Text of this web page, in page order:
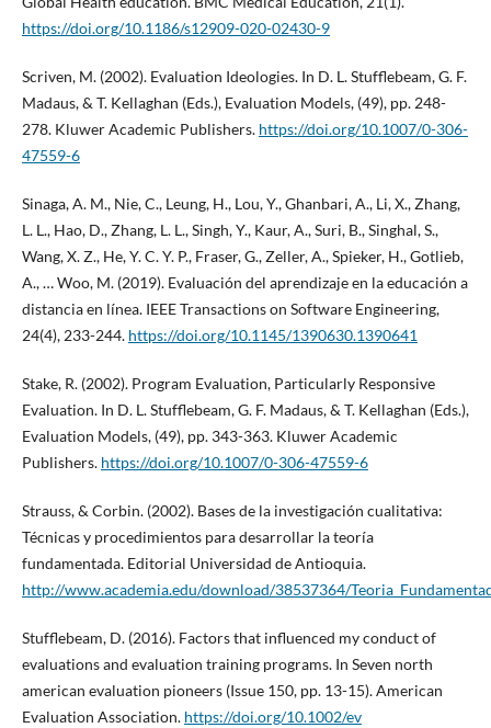
https://doi.org/10.1186/s12909-020-02430-9
Scriven, M. (2002). Evaluation Ideologies. In D. L. Stufflebeam, G. F.
Madaus, & T. Kellaghan (Eds.), Evaluation Models, (49), pp. 248-
278. Kluwer Academic Publishers. https://doi.org/10.1007/0-306-
47559-6
Sinaga, A. M., Nie, C., Leung, H., Lou, Y., Ghanbari, A., Li, X., Zhang,
L. L., Hao, D., Zhang, L. L., Singh, Y., Kaur, A., Suri, B., Singhal, S.,
Wang, X. Z., He, Y. C. Y. P., Fraser, G., Zeller, A., Spieker, H., Gotlieb,
A., … Woo, M. (2019). Evaluación del aprendizaje en la educación a
distancia en línea. IEEE Transactions on Software Engineering,
24(4), 233-244. https://doi.org/10.1145/1390630.1390641
Stake, R. (2002). Program Evaluation, Particularly Responsive
Evaluation. In D. L. Stufflebeam, G. F. Madaus, & T. Kellaghan (Eds.),
Evaluation Models, (49), pp. 343-363. Kluwer Academic
Publishers. https://doi.org/10.1007/0-306-47559-6
Strauss, & Corbin. (2002). Bases de la investigación cualitativa:
Técnicas y procedimientos para desarrollar la teoría
fundamentada. Editorial Universidad de Antioquia.
http://www.academia.edu/download/38537364/
Stufflebeam, D. (2016). Factors that influenced my conduct of
evaluations and evaluation training programs. In Seven north
american evaluation pioneers (Issue 150, pp. 13-15). American
Evaluation Association. https://doi.org/10.1002/ev